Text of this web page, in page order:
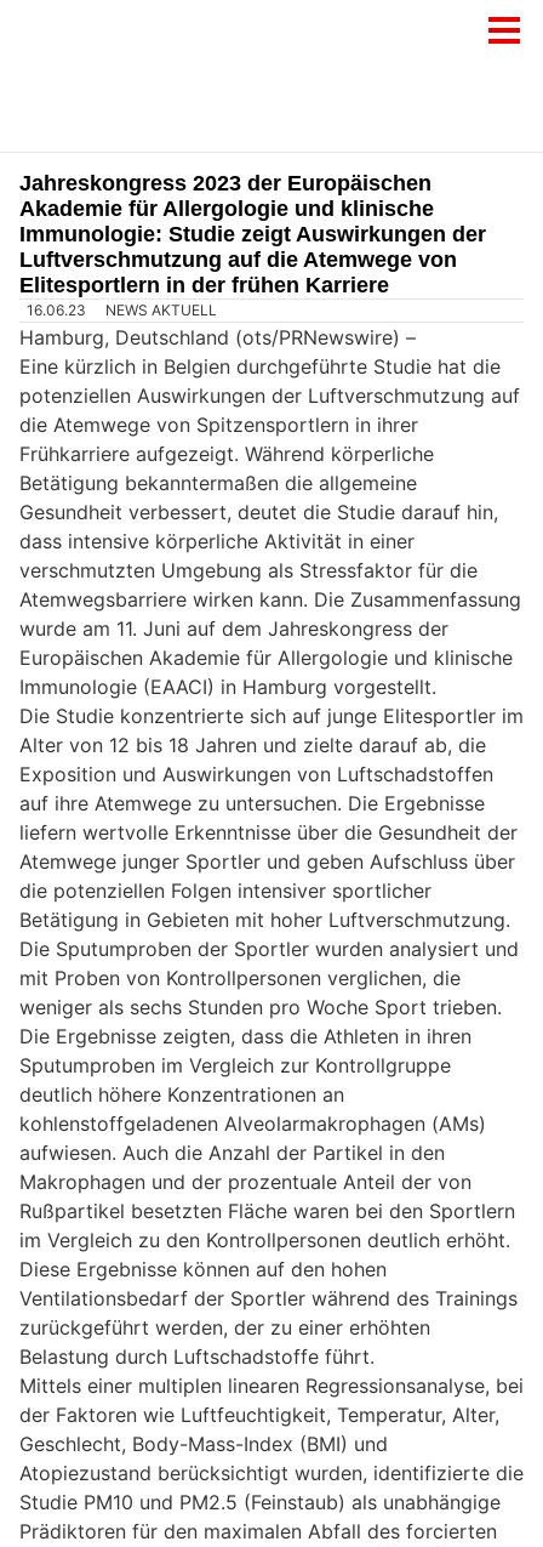
Jahreskongress 2023 der Europäischen
Akademie für Allergologie und klinische
Immunologie: Studie zeigt Auswirkungen der
Luftverschmutzung auf die Atemwege von
Elitesportlern in der frühen Karriere
16.06.23 NEWS AKTUELL
Hamburg, Deutschland (ots/PRNewswire) –
Eine kürzlich in Belgien durchgeführte Studie hat die
potenziellen Auswirkungen der Luftverschmutzung auf
die Atemwege von Spitzensportlern in ihrer
Frühkarriere aufgezeigt. Während körperliche
Betätigung bekanntermaßen die allgemeine
Gesundheit verbessert, deutet die Studie darauf hin,
dass intensive körperliche Aktivität in einer
verschmutzten Umgebung als Stressfaktor für die
Atemwegsbarriere wirken kann. Die Zusammenfassung
wurde am 11. Juni auf dem Jahreskongress der
Europäischen Akademie für Allergologie und klinische
Immunologie (EAACI) in Hamburg vorgestellt.
Die Studie konzentrierte sich auf junge Elitesportler im
Alter von 12 bis 18 Jahren und zielte darauf ab, die
Exposition und Auswirkungen von Luftschadstoffen
auf ihre Atemwege zu untersuchen. Die Ergebnisse
liefern wertvolle Erkenntnisse über die Gesundheit der
Atemwege junger Sportler und geben Aufschluss über
die potenziellen Folgen intensiver sportlicher
Betätigung in Gebieten mit hoher Luftverschmutzung.
Die Sputumproben der Sportler wurden analysiert und
mit Proben von Kontrollpersonen verglichen, die
weniger als sechs Stunden pro Woche Sport trieben.
Die Ergebnisse zeigten, dass die Athleten in ihren
Sputumproben im Vergleich zur Kontrollgruppe
deutlich höhere Konzentrationen an
kohlenstoffgeladenen Alveolarmakrophagen (AMs)
aufwiesen. Auch die Anzahl der Partikel in den
Makrophagen und der prozentuale Anteil der von
Rußpartikel besetzten Fläche waren bei den Sportlern
im Vergleich zu den Kontrollpersonen deutlich erhöht.
Diese Ergebnisse können auf den hohen
Ventilationsbedarf der Sportler während des Trainings
zurückgeführt werden, der zu einer erhöhten
Belastung durch Luftschadstoffe führt.
Mittels einer multiplen linearen Regressionsanalyse, bei
der Faktoren wie Luftfeuchtigkeit, Temperatur, Alter,
Geschlecht, Body-Mass-Index (BMI) und
Atopiezustand berücksichtigt wurden, identifizierte die
Studie PM10 und PM2.5 (Feinstaub) als unabhängige
Prädiktoren für den maximalen Abfall des forcierten